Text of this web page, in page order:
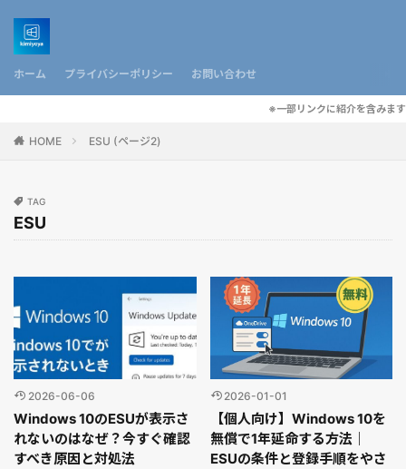
ホーム プライバシーポリシー お問い合わせ
※一部リンクに紹介を含みます
HOME ESU (ページ2)
TAG
ESU
2026-06-06
Windows 10のESUが表示さ
れないのはなぜ？今すぐ確認
すべき原因と対処法
2026-01-01
【個人向け】Windows 10を
無償で1年延命する方法｜
ESUの条件と登録手順をやさ